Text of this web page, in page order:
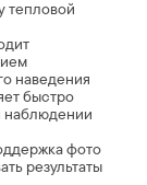
тепловой
наведения
быстро
наблюдении
фото
результаты